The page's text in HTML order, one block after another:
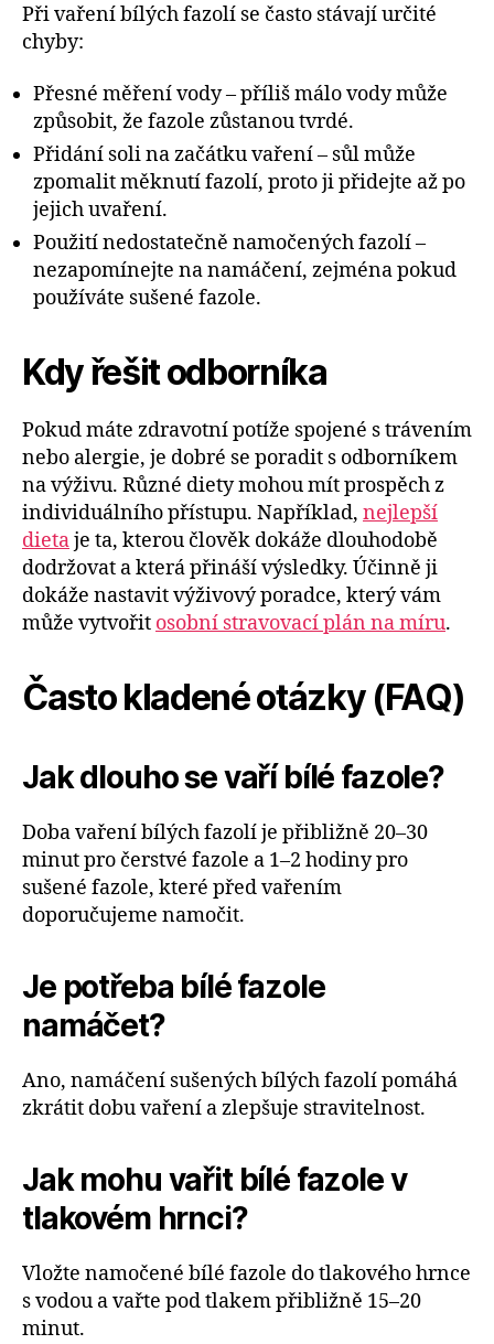
Při vaření bílých fazolí se často stávají určité
chyby:
Přesné měření vody – příliš málo vody může
způsobit, že fazole zůstanou tvrdé.
Přidání soli na začátku vaření – sůl může
zpomalit měknutí fazolí, proto ji přidejte až po
jejich uvaření.
Použití nedostatečně namočených fazolí –
nezapomínejte na namáčení, zejména pokud
používáte sušené fazole.
Kdy řešit odborníka
Pokud máte zdravotní potíže spojené s trávením
nebo alergie, je dobré se poradit s odborníkem
na výživu. Různé diety mohou mít prospěch z
individuálního přístupu. Například, nejlepší
dietaje ta, kterou člověk dokáže dlouhodobě
dodržovat a která přináší výsledky. Účinně ji
dokáže nastavit výživový poradce, který vám
může vytvořit osobní stravovací plán na míru.
Často kladené otázky (FAQ)
Jak dlouho se vaří bílé fazole?
Doba vaření bílých fazolí je přibližně 20–30
minut pro čerstvé fazole a 1–2 hodiny pro
sušené fazole, které před vařením
doporučujeme namočit.
Je potřeba bílé fazole
namáčet?
Ano, namáčení sušených bílých fazolí pomáhá
zkrátit dobu vaření a zlepšuje stravitelnost.
Jak mohu vařit bílé fazole v
tlakovém hrnci?
Vložte namočené bílé fazole do tlakového hrnce
s vodou a vařte pod tlakem přibližně 15–20
minut.